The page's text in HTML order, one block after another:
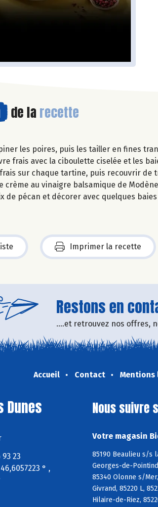
de la recette
les poires, puis les tailler en fines
frais avec la ciboulette ciselée et les
frais sur chaque tartine, puis recouvrir de
crème au vinaigre balsamique de
de pécan et décorer avec quelques
Imprimer la recette
Restons en
....et retrouvez nos offres,
Accueil Contact Mentions
Dunes
93 23
46,6057223 ° ,
Nous suivre
Votre magasin
85190 Beaulieu s/s
Georges-de-
85340 Olonne s/
Givrand, 85220 L,
Hilaire-de-Riez,